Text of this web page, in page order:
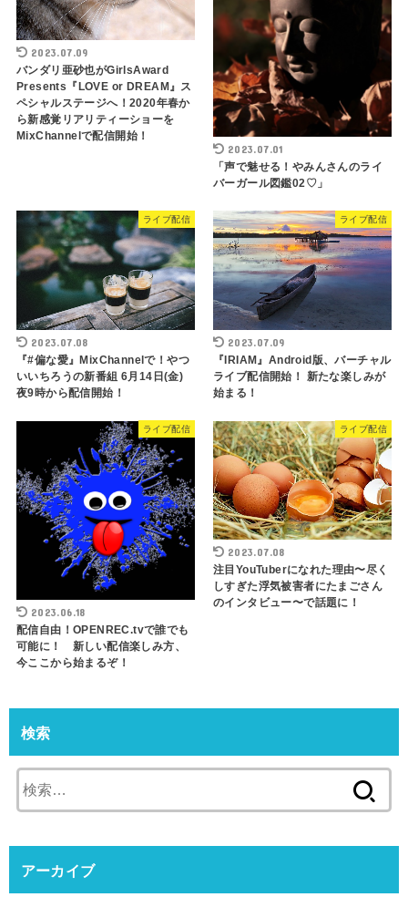
2023.07.09
バンダリ亜砂也がGirlsAward
Presents『LOVE or DREAM』ス
ペシャルステージへ！2020年春か
ら新感覚リアリティーショーを
MixChannelで配信開始！
2023.07.01
「声で魅せる！やみんさんのライ
バーガール図鑑02♡」
ライブ配信
2023.07.08
『#偏な愛』MixChannelで！やつ
いいちろうの新番組 6月14日(金)
夜9時から配信開始！
ライブ配信
2023.07.09
『IRIAM』Android版、バーチャル
ライブ配信開始！ 新たな楽しみが
始まる！
ライブ配信
2023.06.18
配信自由！OPENREC.tvで誰でも
可能に！ 新しい配信楽しみ方、
今ここから始まるぞ！
ライブ配信
2023.07.08
注目YouTuberになれた理由〜尽く
しすぎた浮気被害者にたまごさん
のインタビュー〜で話題に！
検索
索:
アーカイブ